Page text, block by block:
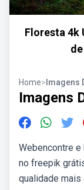
Floresta 4k
Home> Imagens
Imagens
Webencontre
no freepik
qualidade